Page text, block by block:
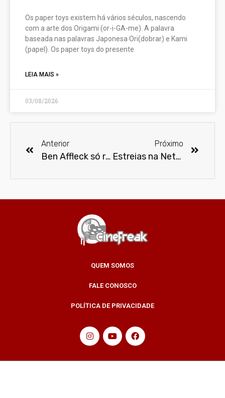
Os paper toys existem há vários séculos, nascendo
com a arte dos Origami (or-i-GA-me). A palavra
baseada nas palavras Japonesa Ori(dobrar) e Kami
(papel). Os paper toys do presente
LEIA MAIS »
03/08/2026
Anterior
Ben Affleck só retornaria ao papel de Batman, depois do filme do Flash, se Zack Snyder estiver envolvido
Próximo
Estreias na Netflix em abril de 2021
QUEM SOMOS
FALE CONOSCO
POLÍTICA DE PRIVACIDADE